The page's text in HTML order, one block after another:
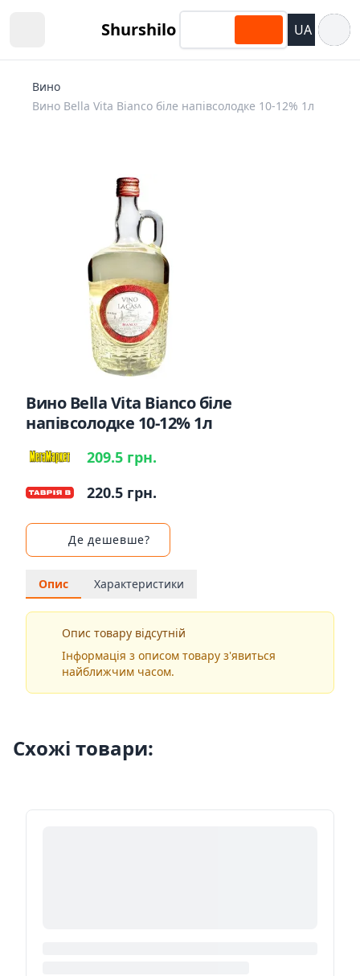
Shurshilo UA
Вино
Вино Bella Vita Bianco біле напівсолодке 10-12% 1л
Вино Bella Vita Bianco біле
напівсолодке 10-12% 1л
209.5 грн.
220.5 грн.
Де дешевше?
Опис Характеристики
Опис товару відсутній
Інформація з описом товару з'явиться
найближчим часом.
Схожі товари: